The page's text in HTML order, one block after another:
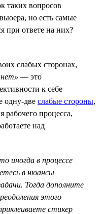
таких вопросов
но есть самые
при ответе на них?
слабых сторонах,
— это
к себе
одну-две слабые стороны,
рабочего процесса,
над
иногда в процессе
в нюансы
Тогда дополните
этого
стикер